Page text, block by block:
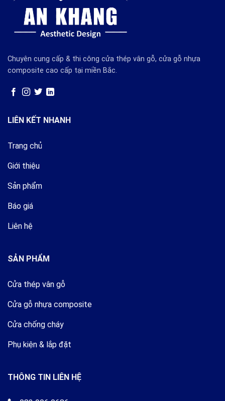
Chuyên cung cấp & thi công cửa thép vân gỗ, cửa gỗ nhựa
composite cao cấp tại miền Bắc.
LIÊN KẾT NHANH
Trang chủ
Giới thiệu
Sản phẩm
Báo giá
Liên hệ
SẢN PHẨM
Cửa thép vân gỗ
Cửa gỗ nhựa composite
Cửa chống cháy
Phụ kiện & lắp đặt
THÔNG TIN LIÊN HỆ